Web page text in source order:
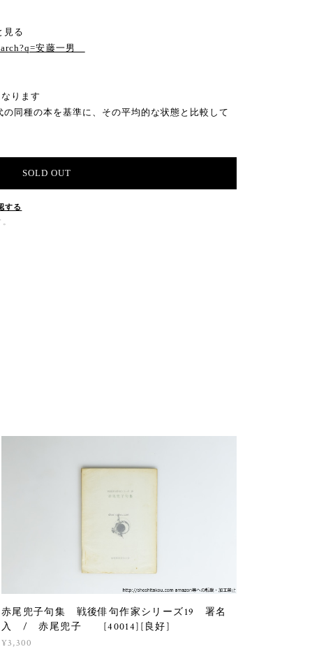
る
安藤一男
ります
同種の本を基準に、その平均的な状態と比較して
SOLD OUT
する
赤尾兜子句集 戦後俳句作家シリーズ19 署名
入 / 赤尾兜子 [40014][良好]
¥3,300